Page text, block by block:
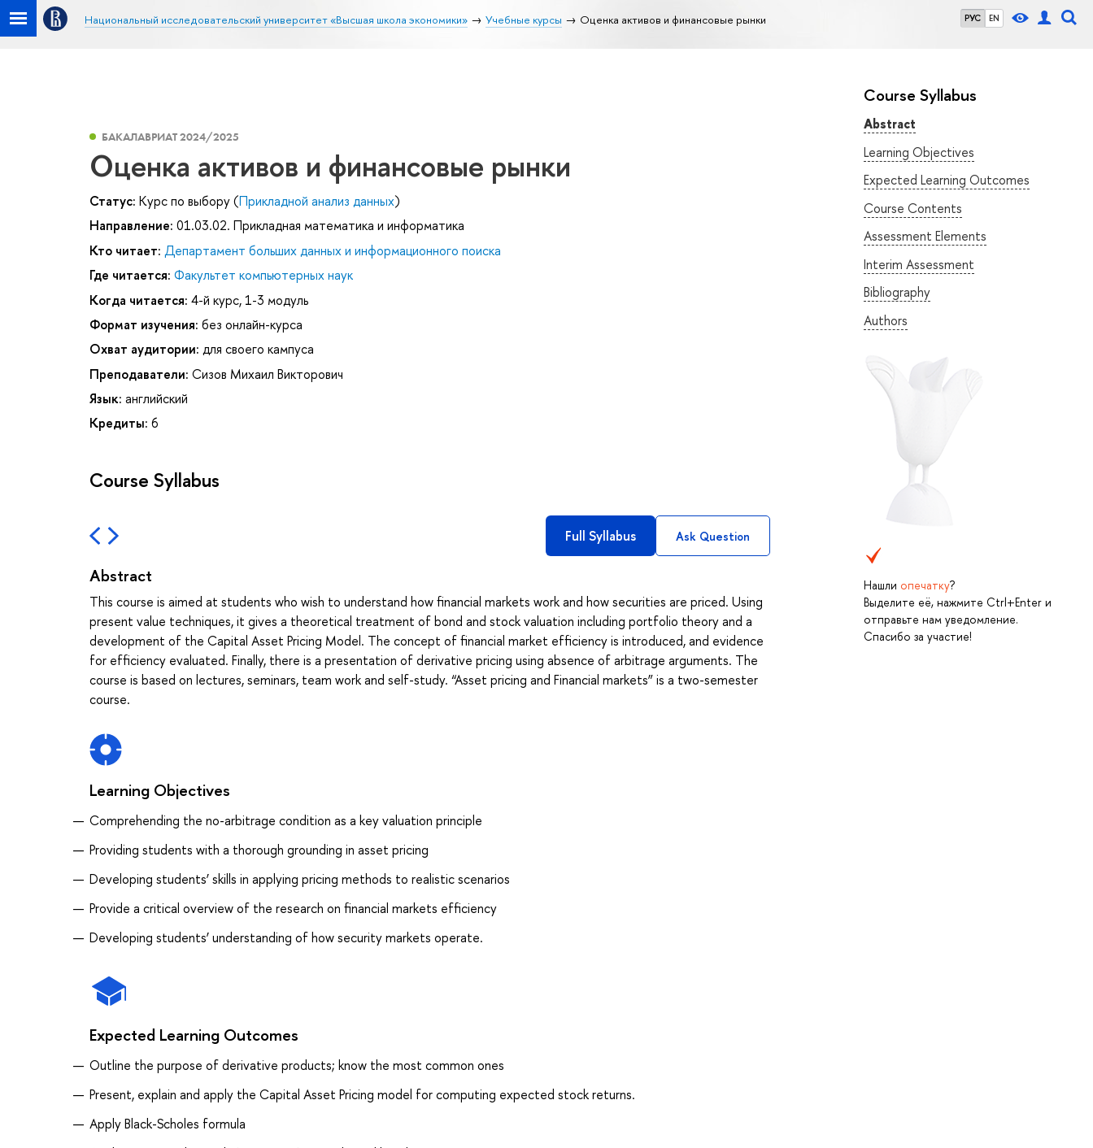
РУС EN
Национальный исследовательский университет «Высшая школа экономики» Учебные курсы Оценка активов и финансовые рынки
Course Syllabus
Abstract
Learning Objectives
Expected Learning Outcomes
Course Contents
Assessment Elements
Interim Assessment
Bibliography
Authors
Нашли опечатку?
Выделите её, нажмите Ctrl+Enter и
отправьте нам уведомление.
Спасибо за участие!
БАКАЛАВРИАТ 2024/2025
Оценка активов и финансовые рынки
Статус: Курс по выбору (Прикладной анализ данных)
Направление: 01.03.02. Прикладная математика и информатика
Кто читает: Департамент больших данных и информационного поиска
Где читается: Факультет компьютерных наук
Когда читается: 4-й курс, 1-3 модуль
Формат изучения: без онлайн-курса
Охват аудитории: для своего кампуса
Преподаватели: Сизов Михаил Викторович
Язык: английский
Кредиты: 6
Course Syllabus
Full Syllabus Ask Question
Abstract
This course is aimed at students who wish to understand how financial markets work and how securities are priced. Using
present value techniques, it gives a theoretical treatment of bond and stock valuation including portfolio theory and a
development of the Capital Asset Pricing Model. The concept of financial market efficiency is introduced, and evidence
for efficiency evaluated. Finally, there is a presentation of derivative pricing using absence of arbitrage arguments. The
course is based on lectures, seminars, team work and self-study. “Asset pricing and Financial markets” is a two-semester
course.
Learning Objectives
Сomprehending the no-arbitrage condition as a key valuation principle
Providing students with a thorough grounding in asset pricing
Developing students’ skills in applying pricing methods to realistic scenarios
Provide a critical overview of the research on financial markets efficiency
Developing students’ understanding of how security markets operate.
Expected Learning Outcomes
Outline the purpose of derivative products; know the most common ones
Present, explain and apply the Capital Asset Pricing model for computing expected stock returns.
Apply Black-Scholes formula